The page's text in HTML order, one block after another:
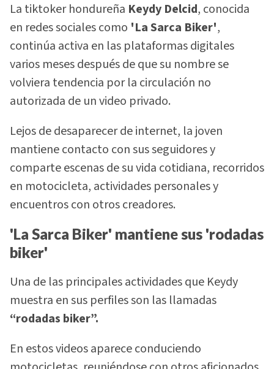
La tiktoker hondureña Keydy Delcid, conocida
en redes sociales como 'La Sarca Biker',
continúa activa en las plataformas digitales
varios meses después de que su nombre se
volviera tendencia por la circulación no
autorizada de un video privado.
Lejos de desaparecer de internet, la joven
mantiene contacto con sus seguidores y
comparte escenas de su vida cotidiana, recorridos
en motocicleta, actividades personales y
encuentros con otros creadores.
'La Sarca Biker' mantiene sus 'rodadas
biker'
Una de las principales actividades que Keydy
muestra en sus perfiles son las llamadas
“rodadas biker”.
En estos videos aparece conduciendo